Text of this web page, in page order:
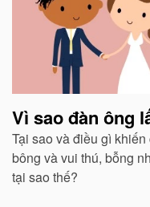
Vì sao đàn ông
Tại sao và điều gì
bông và vui thú, bỗng
tại sao thế?